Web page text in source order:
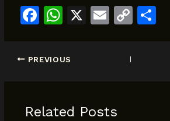
F
c
o
W
at
p
X
E
C
PREVIOUS
Related Posts